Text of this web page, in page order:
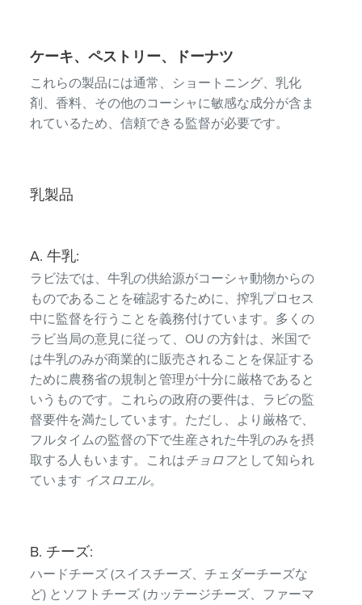
ケーキ、ペストリー、ドーナツ
これらの製品には通常、ショートニング、乳化
剤、香料、その他のコーシャに敏感な成分が含ま
れているため、信頼できる監督が必要です。
乳製品
A. 牛乳:
ラビ法では、牛乳の供給源がコーシャ動物からの
ものであることを確認するために、搾乳プロセス
中に監督を行うことを義務付けています。多くの
ラビ当局の意見に従って、OU の方針は、米国で
は牛乳のみが商業的に販売されることを保証する
ために農務省の規制と管理が十分に厳格であると
いうものです。これらの政府の要件は、ラビの監
督要件を満たしています。ただし、より厳格で、
フルタイムの監督の下で生産された牛乳のみを摂
取する人もいます。これはチョロフとして知られ
ています イスロエル。
B. チーズ:
ハードチーズ (スイスチーズ、チェダーチーズな
ど) とソフトチーズ (カッテージチーズ、ファーマ